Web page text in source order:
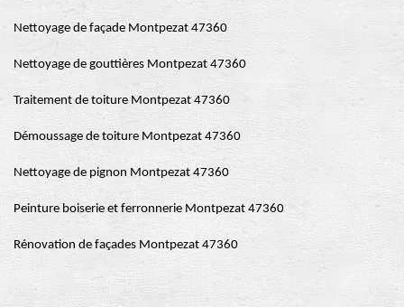
Nettoyage de façade Montpezat 47360
Nettoyage de gouttières Montpezat 47360
Traitement de toiture Montpezat 47360
Démoussage de toiture Montpezat 47360
Nettoyage de pignon Montpezat 47360
Peinture boiserie et ferronnerie Montpezat 47360
Rénovation de façades Montpezat 47360